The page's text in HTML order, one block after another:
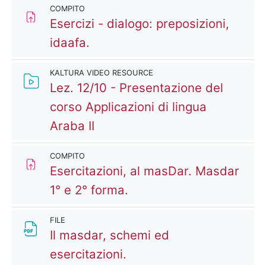
COMPITO
Esercizi - dialogo: preposizioni,
idaafa.
KALTURA VIDEO RESOURCE
Lez. 12/10 - Presentazione del
corso Applicazioni di lingua
Araba II
COMPITO
Esercitazioni, al masDar. Masdar
1° e 2° forma.
FILE
Il masdar, schemi ed
esercitazioni.